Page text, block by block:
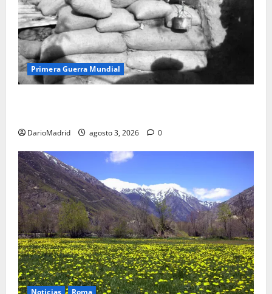
Primera Guerra Mundial
DarioMadrid agosto 3, 2026 0
Noticias Roma